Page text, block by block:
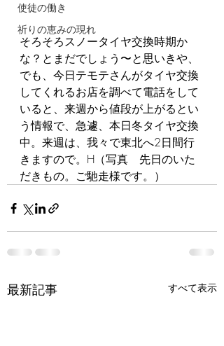
使徒の働き
祈りの恵みの現れ
そろそろスノータイヤ交換時期か
な？とまだでしょう〜と思いきや、
でも、今日テモテさんがタイヤ交換
してくれるお店を調べて電話をして
いると、来週から値段が上がるとい
う情報で、急遽、本日冬タイヤ交換
中。来週は、我々で東北へ2日間行
きますので。H（写真　先日のいた
だきもの。ご馳走様です。）
最新記事 すべて表示